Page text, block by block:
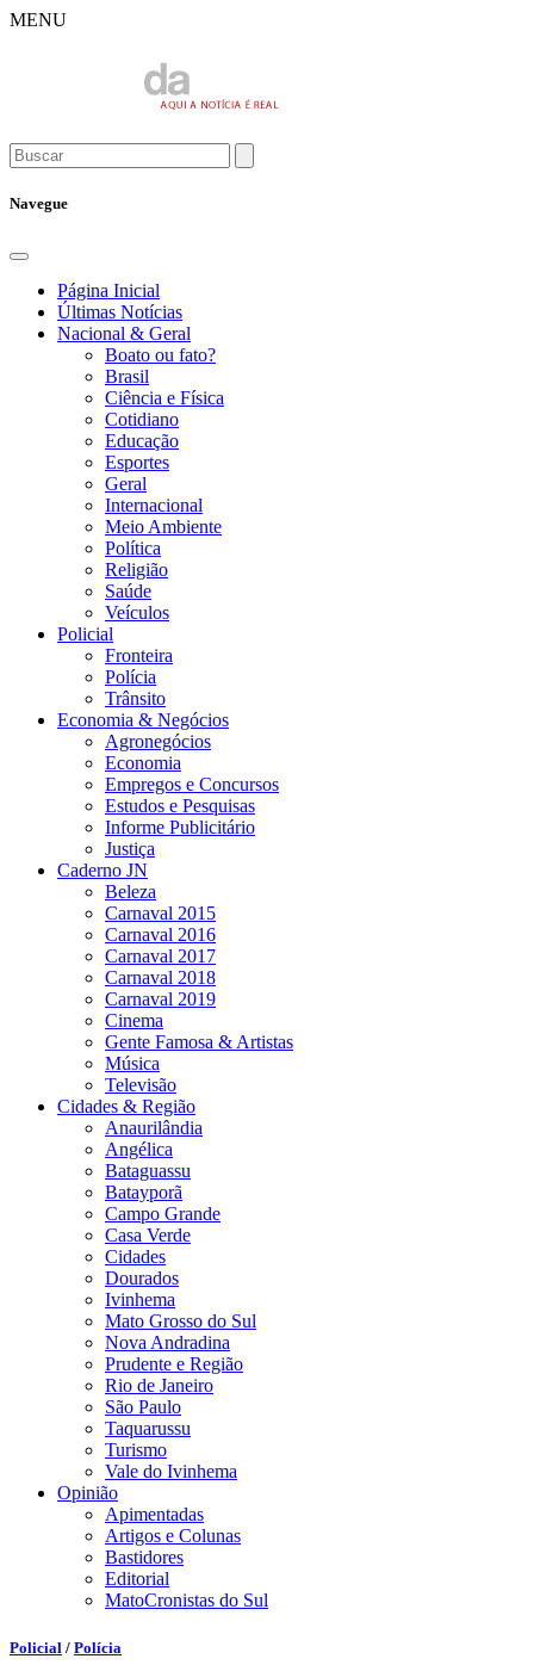
MENU
Navegue
Página Inicial
Últimas Notícias
Nacional & Geral
Boato ou fato?
Brasil
Ciência e Física
Cotidiano
Educação
Esportes
Geral
Internacional
Meio Ambiente
Política
Religião
Saúde
Veículos
Policial
Fronteira
Polícia
Trânsito
Economia & Negócios
Agronegócios
Economia
Empregos e Concursos
Estudos e Pesquisas
Informe Publicitário
Justiça
Caderno JN
Beleza
Carnaval 2015
Carnaval 2016
Carnaval 2017
Carnaval 2018
Carnaval 2019
Cinema
Gente Famosa & Artistas
Música
Televisão
Cidades & Região
Anaurilândia
Angélica
Bataguassu
Batayporã
Campo Grande
Casa Verde
Cidades
Dourados
Ivinhema
Mato Grosso do Sul
Nova Andradina
Prudente e Região
Rio de Janeiro
São Paulo
Taquarussu
Turismo
Vale do Ivinhema
Opinião
Apimentadas
Artigos e Colunas
Bastidores
Editorial
MatoCronistas do Sul
Policial / Polícia